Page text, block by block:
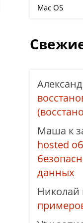
Mac OS
Маша к
hosted
данных
Николай